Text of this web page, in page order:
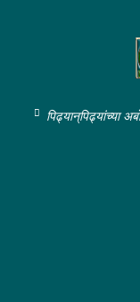
पिढ्यान्‌पिढ्यांच्या